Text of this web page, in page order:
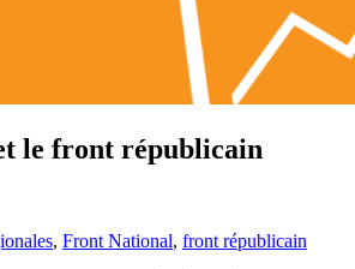
le front républicain
, Front National, front républicain